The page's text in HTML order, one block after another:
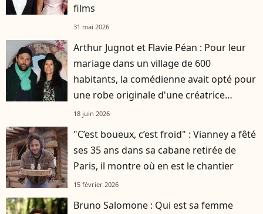
films
31 mai 2026
Arthur Jugnot et Flavie Péan : Pour leur
mariage dans un village de 600
habitants, la comédienne avait opté pour
une robe originale d'une créatrice
française
18 juin 2026
"C’est boueux, c’est froid" : Vianney a fêté
ses 35 ans dans sa cabane retirée de
Paris, il montre où en est le chantier
15 février 2026
Bruno Salomone : Qui est sa femme